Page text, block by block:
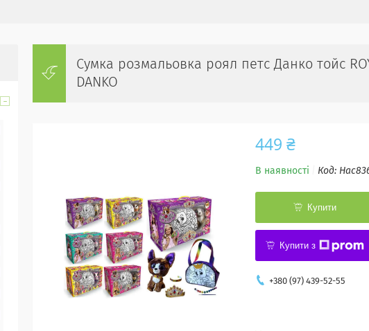
Сумка розмальовка роял петс Данко тойс
DANKO
449 ₴
В наявності Код:
Купити
Купити з
+380 (97) 439-52-55